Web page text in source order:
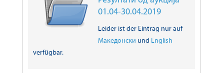
01.04-30.04.2019
Leider ist der Eintrag nur auf
Македонски und English
verfügbar.